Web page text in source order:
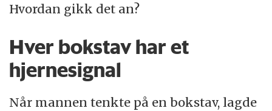
Hvordan gikk det an?
Hver bokstav har et
hjernesignal
Når mannen tenkte på en bokstav, lagde